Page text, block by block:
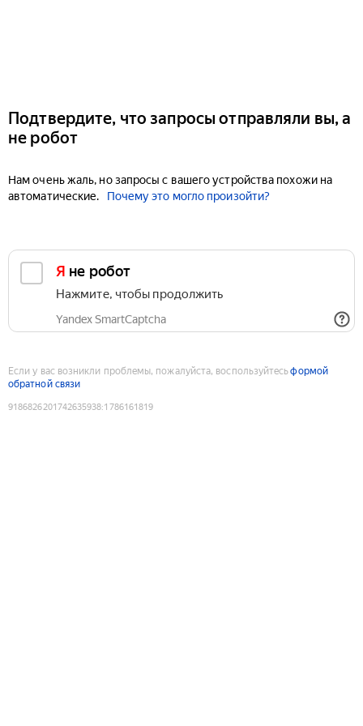
Подтвердите, что запросы отправляли вы, а
не робот
Нам очень жаль, но запросы с вашего устройства похожи на
автоматические.
Почему это могло произойти?
Я не робот
Нажмите, чтобы продолжить
Yandex SmartCaptcha
Если у вас возникли проблемы, пожалуйста, воспользуйтесьформой
обратной связи
9186826201742635938:1786161819